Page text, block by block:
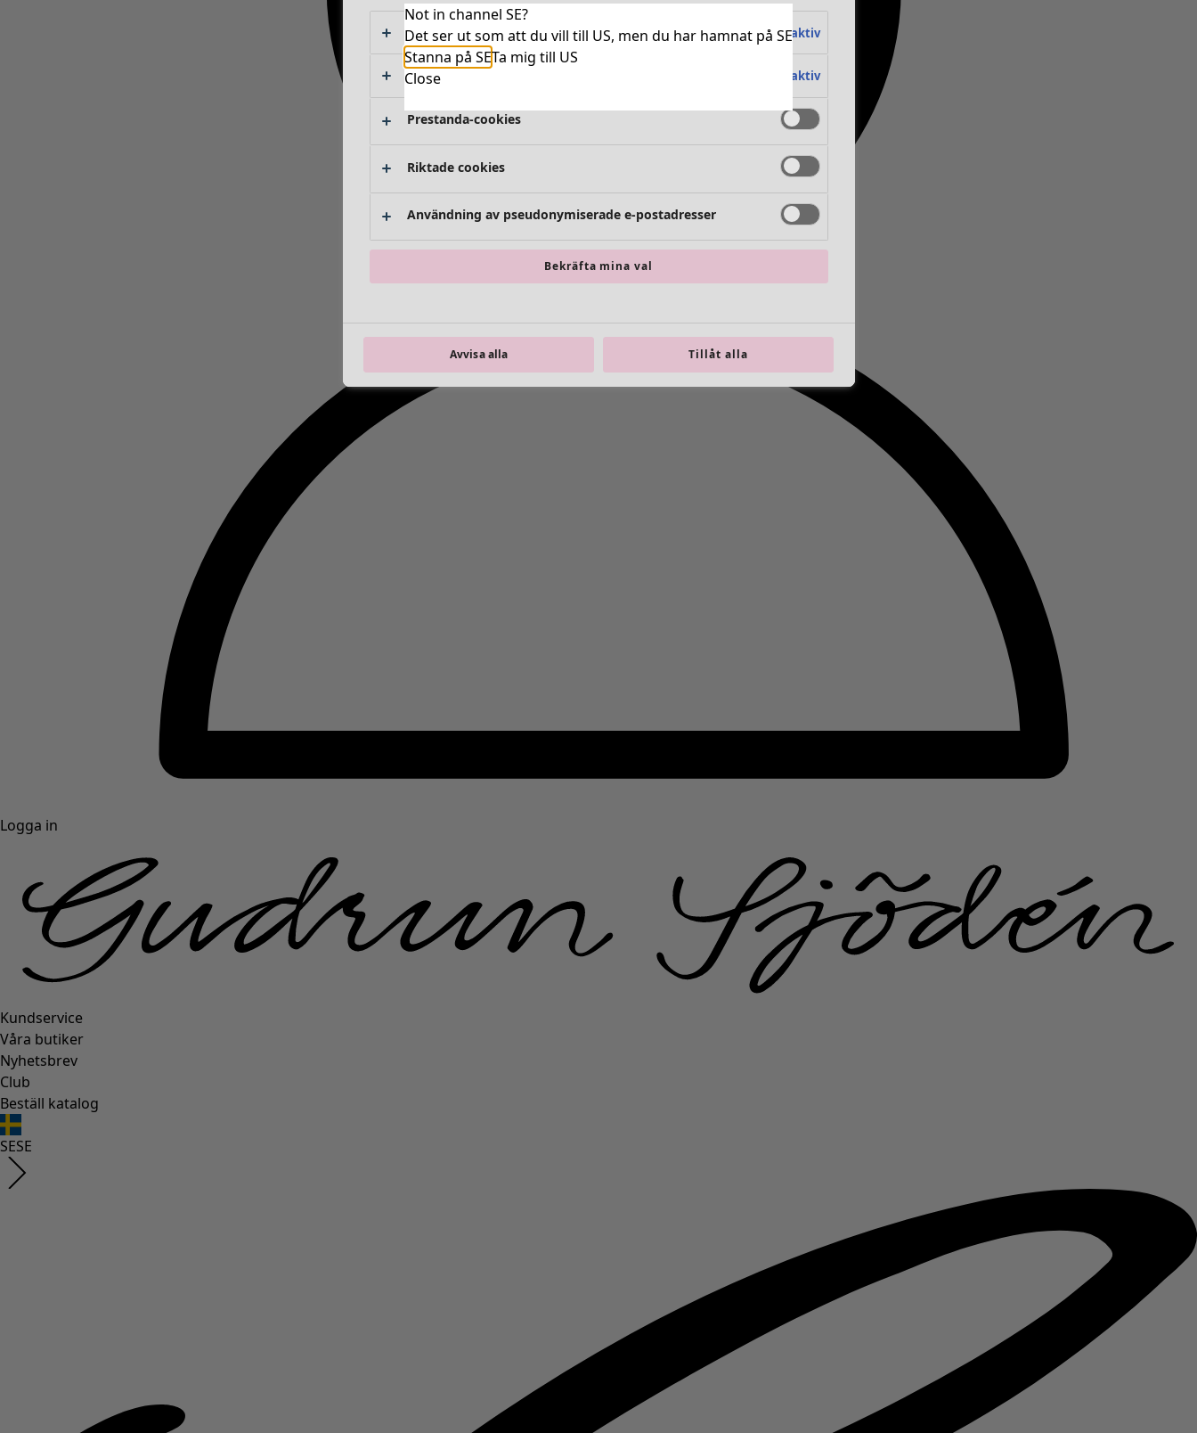
Logga in
Kundservice
Våra butiker
Nyhetsbrev
Club
Beställ katalog
SESE
Not in channel SE?
Det ser ut som att du vill till US, men du har hamnat på SE
Stanna på SETa mig till US
Close
Absolut nödvändiga cookies Alltid aktiv
Funktionella cookies Alltid aktiv
Prestanda-cookies
Riktade cookies
Användning av pseudonymiserade e-postadresser
Bekräfta mina val
Avvisa alla Tillåt alla